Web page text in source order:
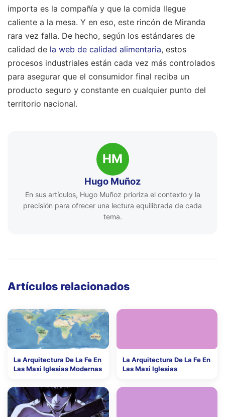
importa es la compañía y que la comida llegue
caliente a la mesa. Y en eso, este rincón de Miranda
rara vez falla. De hecho, según los estándares de
calidad de la web de calidad alimentaria, estos
procesos industriales están cada vez más controlados
para asegurar que el consumidor final reciba un
producto seguro y constante en cualquier punto del
territorio nacional.
HM
Hugo Muñoz
En sus artículos, Hugo Muñoz prioriza el contexto y la
precisión para ofrecer una lectura equilibrada de cada
tema.
Artículos relacionados
La Arquitectura De La Fe En
Las Maxi Iglesias Modernas
La Arquitectura De La Fe En
Las Maxi Iglesias